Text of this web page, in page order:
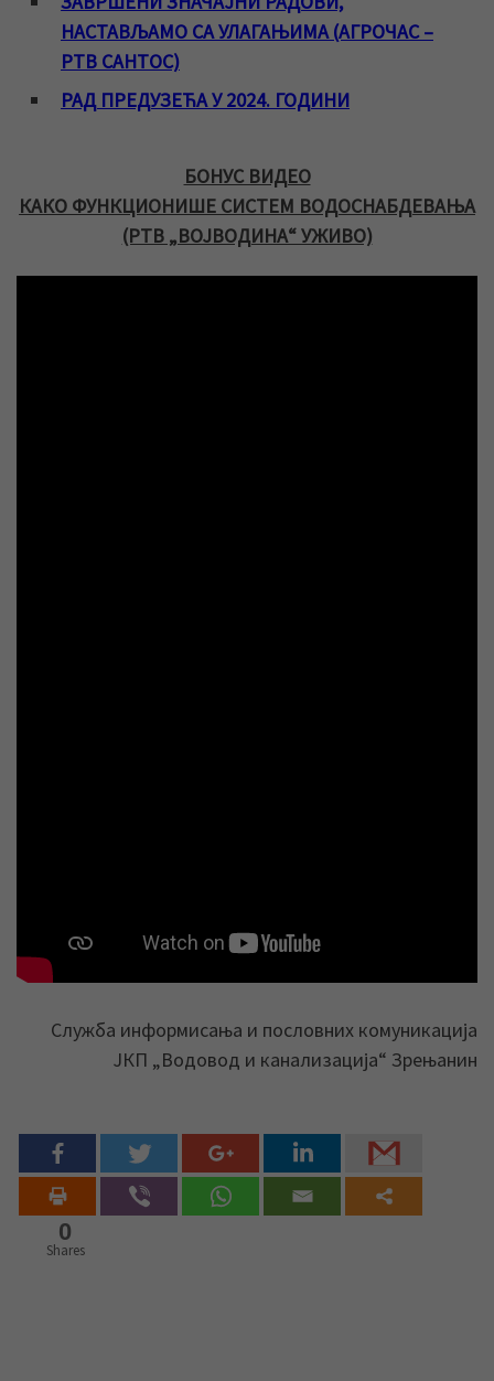
НАСТАВЉАМО СА УЛАГАЊИМА (АГРОЧАС –
РТВ САНТОС)
РАД ПРЕДУЗЕЋА У 2024. ГОДИНИ
БОНУС ВИДЕО
КАКО ФУНКЦИОНИШЕ СИСТЕМ ВОДОСНАБДЕВАЊА
(РТВ „ВОЈВОДИНА“ УЖИВО)
Служба информисања и пословних комуникација
ЈКП „Водовод и канализација“ Зрењанин
0
Shares